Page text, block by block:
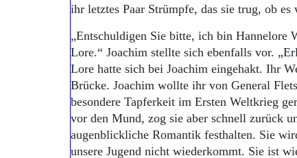
ihr letztes Paar Strümpfe, das sie trug, ob
„Entschuldigen Sie bitte, ich bin Hannelore
Lore.“ Joachim stellte sich ebenfalls vor.
Lore hatte sich bei Joachim eingehakt. Ihr
Brücke. Joachim wollte ihr von General
besondere Tapferkeit im Ersten Weltkrieg
vor den Mund, zog sie aber schnell zurück
augenblick­liche Romantik festhalten. Sie
unsere Jugend nicht wiederkommt. Sie ist